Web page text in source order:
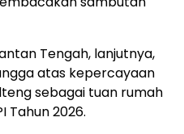
Tengah, lanjutnya,
atas kepercayaan
sebagai tuan rumah
Tahun 2026.